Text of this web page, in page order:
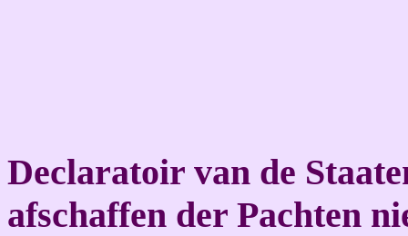
Declaratoir van de
afschaffen der Pachten